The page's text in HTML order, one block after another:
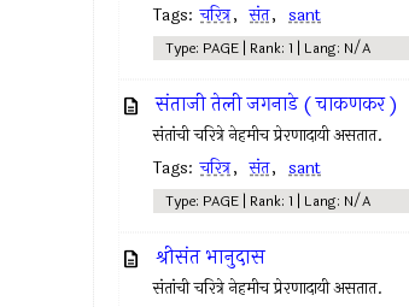
Tags: चरित्र, संत, sant
Type: PAGE | Rank: 1 | Lang: N/A
संताजी तेली जगनाडे ( चाकणकर )
संतांची चरित्रे नेहमीच प्रेरणादायी असतात.
Tags: चरित्र, संत, sant
Type: PAGE | Rank: 1 | Lang: N/A
श्रीसंत भानुदास
संतांची चरित्रे नेहमीच प्रेरणादायी असतात.